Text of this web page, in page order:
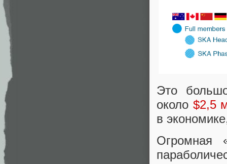
Это
около $2,5
в
Огромная